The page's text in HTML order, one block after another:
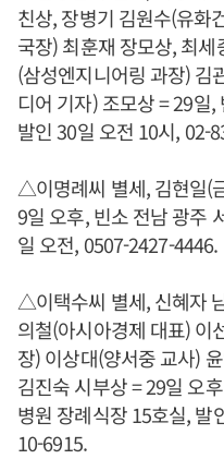
친상, 장병기 김원수(유화
국장) 최훈재 장모상, 최
(삼성엔지니어링 과장) 김
디어 기자) 조모상 = 29일
발인 30일 오전 10시, 02-
△이명례씨 별세, 김현일(
9일 오후, 빈소 전남 광주
일 오전, 0507-2427-4446.
△이택수씨 별세, 신혜자
의철(아시아경제 대표) 이
장) 이상대(양서중 교사)
김진숙 시부상 = 29일 오
병원 장례식장 15호실, 발
10-6915.